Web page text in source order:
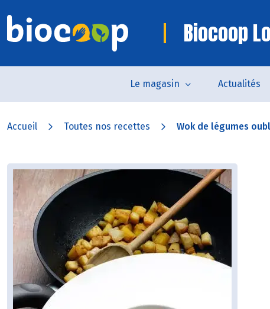
Biocoop
Le magasin Actualités
Accueil Toutes nos recettes Wok de légumes